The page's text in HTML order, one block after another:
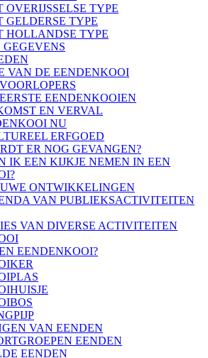
OVERIJSSELSE TYPE
GELDERSE TYPE
HOLLANDSE TYPE
VAN DE EENDENKOOI
EENDENKOOIEN
EN VERVAL
NU
ERFGOED
ER NOG GEVANGEN?
IK EEN KIJKJE NEMEN IN EEN
ONTWIKKELINGEN
VAN PUBLIEKSACTIVITEITEN
VAN DIVERSE ACTIVITEITEN
EENDENKOOI?
VAN EENDEN
EENDEN
EENDEN